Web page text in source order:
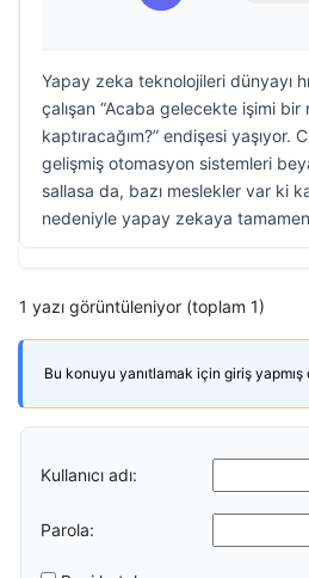
Yapay zeka teknolojileri dünyayı
çalışan “Acaba gelecekte işimi bir
kaptıracağım?” endişesi yaşıyor.
gelişmiş otomasyon sistemleri
sallasa da, bazı meslekler var ki
nedeniyle yapay zekaya tamamen
1 yazı görüntüleniyor (toplam 1)
Bu konuyu yanıtlamak için giriş yapmış
Kullanıcı adı:
Parola: